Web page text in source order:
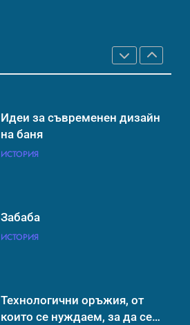
които се нуждаем, за да се
борим с глобалното
Човешкият мозък –
невероятна сложност и
възможност
ИНТЕРЕСНО
Забаба
Технологични оръжия, от
борим с глобалното
Човешкият мозък –
невероятна сложност и